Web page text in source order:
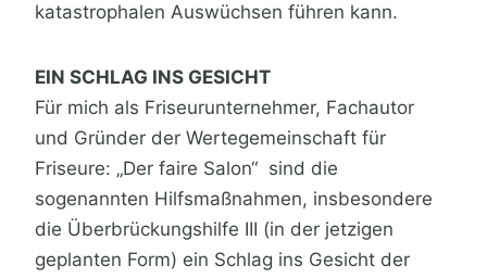
katastrophalen Auswüchsen führen kann.
EIN SCHLAG INS GESICHT
Für mich als Friseurunternehmer, Fachautor
und Gründer der Wertegemeinschaft für
Friseure: „Der faire Salon“ sind die
sogenannten Hilfsmaßnahmen, insbesondere
die Überbrückungshilfe III (in der jetzigen
geplanten Form) ein Schlag ins Gesicht der